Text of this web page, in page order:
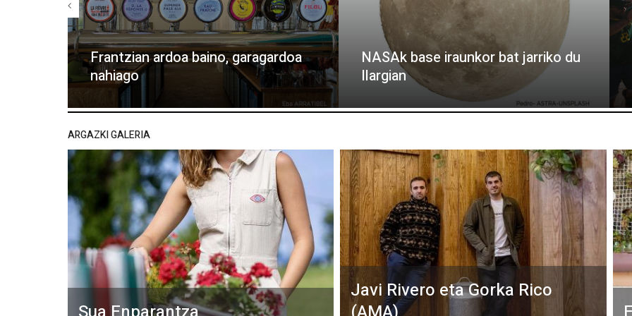
Frantzian ardoa baino, garagardoa
nahiago
NASAk base iraunkor bat jarriko du
Ilargian
ARGAZKI GALERIA
Javi Rivero eta Gorka Rico